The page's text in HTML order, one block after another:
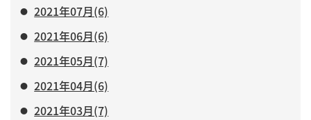
2021年07月(6)
2021年06月(6)
2021年05月(7)
2021年04月(6)
2021年03月(7)